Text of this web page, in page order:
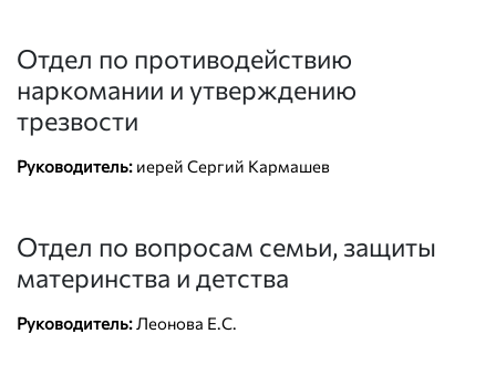
Отдел по противодействию
наркомании и утверждению
трезвости
Руководитель: иерей Сергий Кармашев
Отдел по вопросам семьи, защиты
материнства и детства
Руководитель: Леонова Е.С.